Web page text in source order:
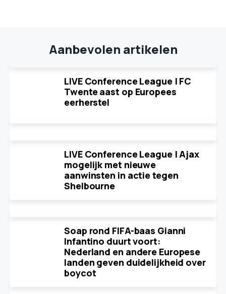
Aanbevolen artikelen
LIVE Conference League | FC
Twente aast op Europees
eerherstel
LIVE Conference League | Ajax
mogelijk met nieuwe
aanwinsten in actie tegen
Shelbourne
Soap rond FIFA-baas Gianni
Infantino duurt voort:
Nederland en andere Europese
landen geven duidelijkheid over
boycot